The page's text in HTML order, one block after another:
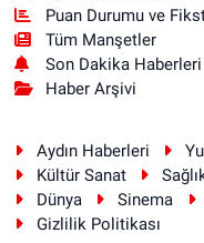
Puan Durumu ve
Tüm Manşetler
Son Dakika Haberleri
Haber Arşivi
Aydın Haberleri
Kültür Sanat
Dünya
Sinema
Gizlilik Politikası